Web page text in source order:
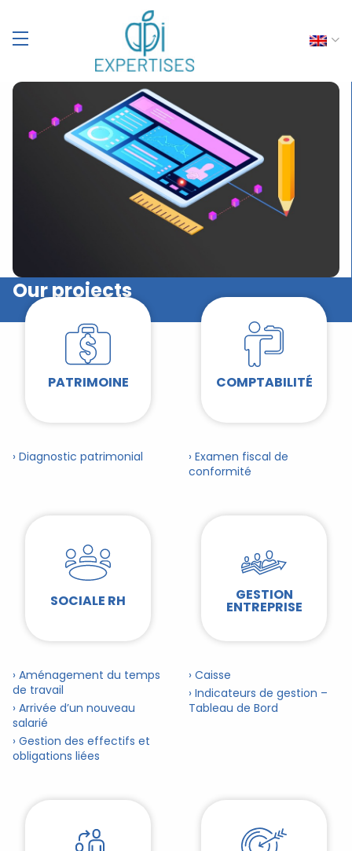
Our projects
PATRIMOINE
› Diagnostic patrimonial
COMPTABILITÉ
› Examen fiscal de
conformité
SOCIALE RH
› Aménagement du temps
de travail
› Arrivée d’un nouveau
salarié
› Gestion des effectifs et
obligations liées
GESTION
ENTREPRISE
› Caisse
› Indicateurs de gestion –
Tableau de Bord